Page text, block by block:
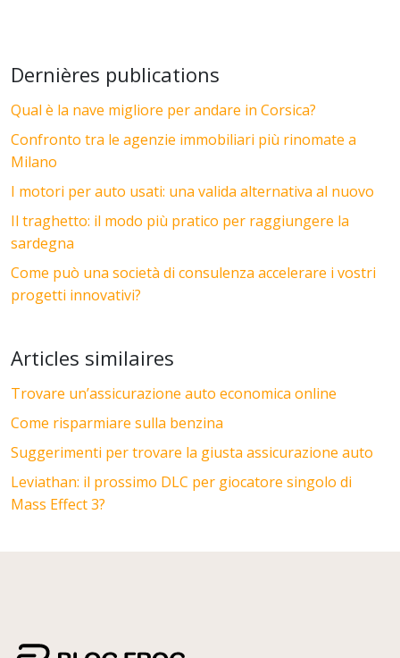
Dernières publications
Qual è la nave migliore per andare in Corsica?
Confronto tra le agenzie immobiliari più rinomate a
Milano
I motori per auto usati: una valida alternativa al nuovo
Il traghetto: il modo più pratico per raggiungere la
sardegna
Come può una società di consulenza accelerare i vostri
progetti innovativi?
Articles similaires
Trovare un’assicurazione auto economica online
Come risparmiare sulla benzina
Suggerimenti per trovare la giusta assicurazione auto
Leviathan: il prossimo DLC per giocatore singolo di
Mass Effect 3?